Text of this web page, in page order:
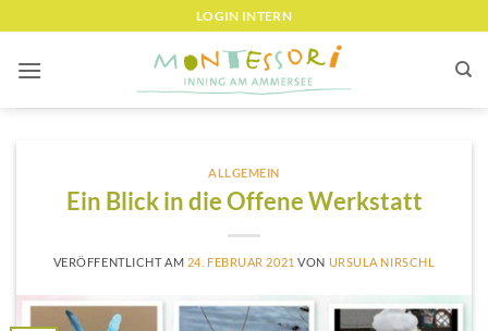
springen
LOGIN INTERN
ALLGEMEIN
Ein Blick in die Offene Werkstatt
VERÖFFENTLICHT AM 24. FEBRUAR 2021 VON URSULA NIRSCHL